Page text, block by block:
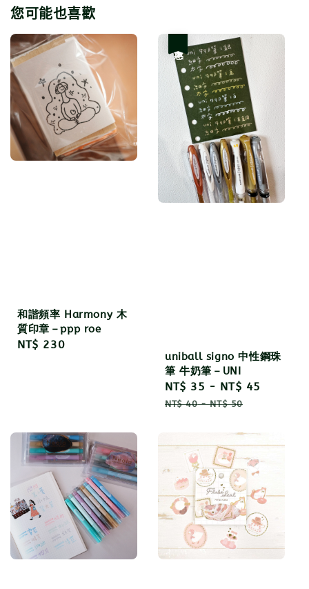
您可能也喜歡
和諧頻率 Harmony 木
質印章－ppp roe
Regular
NT$ 230
uniball signo 中性鋼珠
筆 牛奶筆－UNI
Sale
price
NT$ 35 - NT$ 45
NT$ 40-NT$ 50